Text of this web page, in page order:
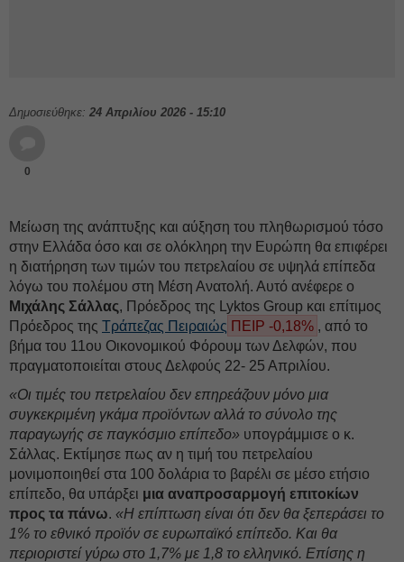
Δημοσιεύθηκε: 24 Απριλίου 2026 - 15:10
0
Μείωση της ανάπτυξης και αύξηση του πληθωρισμού τόσο
στην Ελλάδα όσο και σε ολόκληρη την Ευρώπη θα επιφέρει
η διατήρηση των τιμών του πετρελαίου σε υψηλά επίπεδα
λόγω του πολέμου στη Μέση Ανατολή. Αυτό ανέφερε ο
Μιχάλης Σάλλας, Πρόεδρος της Lyktos Group και επίτιμος
Πρόεδρος της Τράπεζας Πειραιώς ΠΕΙΡ -0,18% , από το
βήμα του 11oυ Οικονομικού Φόρουμ των Δελφών, που
πραγματοποιείται στους Δελφούς 22- 25 Απριλίου.
«Οι τιμές του πετρελαίου δεν επηρεάζουν μόνο μια
συγκεκριμένη γκάμα προϊόντων αλλά το σύνολο της
παραγωγής σε παγκόσμιο επίπεδο» υπογράμμισε ο κ.
Σάλλας. Εκτίμησε πως αν η τιμή του πετρελαίου
μονιμοποιηθεί στα 100 δολάρια το βαρέλι σε μέσο ετήσιο
επίπεδο, θα υπάρξει μια αναπροσαρμογή επιτοκίων
προς τα πάνω. «Η επίπτωση είναι ότι δεν θα ξεπεράσει το
1% το εθνικό προϊόν σε ευρωπαϊκό επίπεδο. Και θα
περιοριστεί γύρω στο 1,7% με 1,8 το ελληνικό. Επίσης η